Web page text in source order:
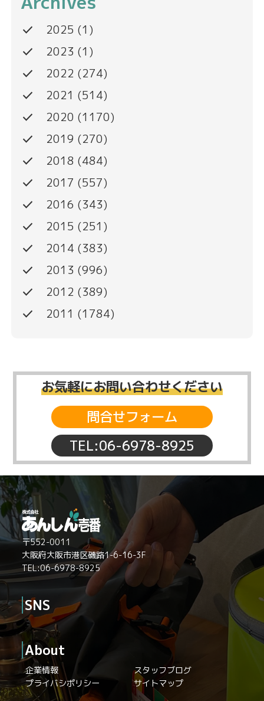
done 2025 (1)
done 2023 (1)
done 2022 (274)
done 2021 (514)
done 2020 (1170)
done 2019 (270)
done 2018 (484)
done 2017 (557)
done 2016 (343)
done 2015 (251)
done 2014 (383)
done 2013 (996)
done 2012 (389)
done 2011 (1784)
お気軽にお問い合わせください
TEL:06-6978-8925
問合せフォーム
〒552-0011
大阪府大阪市港区磯路1-6-16-3F
TEL:06-6978-8925
SNS
About
企業情報
スタッフブログ
プライバシポリシー
サイトマップ